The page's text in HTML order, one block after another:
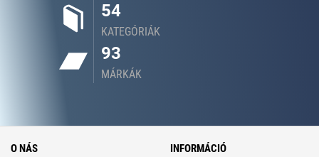
54
KATEGÓRIÁK
93
MÁRKÁK
O NÁS INFORMÁCIÓ